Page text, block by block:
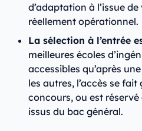
d’adaptation à l’issue
réellement opérationnel.
La sélection à l’entrée
meilleures écoles
accessibles qu’après
les autres, l’accès se
concours, ou est
issus du bac général.